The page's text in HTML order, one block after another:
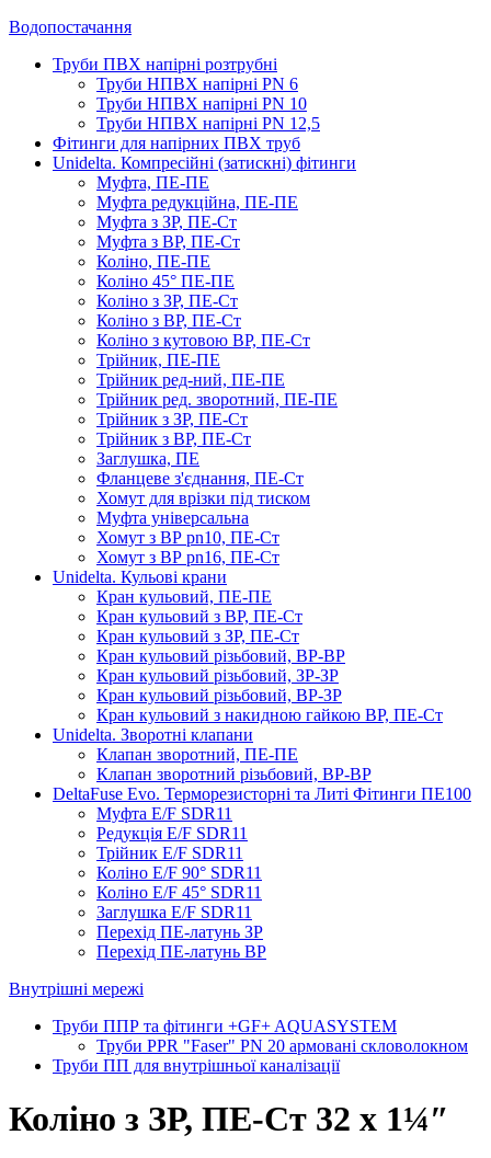
Водопостачання
Труби ПВХ напірні розтрубні
Труби НПВХ напірні PN 6
Труби НПВХ напірні PN 10
Труби НПВХ напірні PN 12,5
Фітинги для напірних ПВХ труб
Unidelta. Компресійні (затискні) фітинги
Муфта, ПЕ-ПЕ
Муфта редукційна, ПЕ-ПЕ
Муфта з ЗР, ПЕ-Ст
Муфта з ВР, ПЕ-Ст
Коліно, ПЕ-ПЕ
Коліно 45° ПЕ-ПЕ
Коліно з ЗР, ПЕ-Ст
Коліно з ВР, ПЕ-Ст
Коліно з кутовою ВР, ПЕ-Ст
Трійник, ПЕ-ПЕ
Трійник ред-ний, ПЕ-ПЕ
Трійник ред. зворотний, ПЕ-ПЕ
Трійник з ЗР, ПЕ-Ст
Трійник з ВР, ПЕ-Ст
Заглушка, ПЕ
Фланцеве з'єднання, ПЕ-Ст
Хомут для врізки під тиском
Муфта універсальна
Хомут з ​​ВР pn10, ПЕ-Ст
Хомут з ВР pn16, ПЕ-Ст
Unidelta. Кульові крани
Кран кульовий, ПЕ-ПЕ
Кран кульовий з ВР, ПЕ-Ст
Кран кульовий з ЗР, ПЕ-Ст
Кран кульовий різьбовий, ВР-ВР
Кран кульовий різьбовий, ЗР-ЗР
Кран кульовий різьбовий, ВР-ЗР
Кран кульовий з накидною гайкою ВР, ПЕ-Ст
Unidelta. Зворотні клапани
Клапан зворотний, ПЕ-ПЕ
Клапан зворотний різьбовий, ВР-ВР
DeltaFuse Evo. Терморезисторні та Литі Фітинги ПЕ100
Муфта E/F SDR11
Редукція E/F SDR11
Трійник E/F SDR11
Коліно E/F 90° SDR11
Коліно E/F 45° SDR11
Заглушка E/F SDR11
Перехід ПЕ-латунь ЗР
Перехід ПЕ-латунь ВР
Внутрішні мережі
Труби ППР та фітинги +GF+ AQUASYSTEM
Труби PPR "Faser" PN 20 армовані скловолокном
Труби ПП для внутрішньої каналізації
Коліно з ЗР, ПЕ-Ст 32 х 1¼″